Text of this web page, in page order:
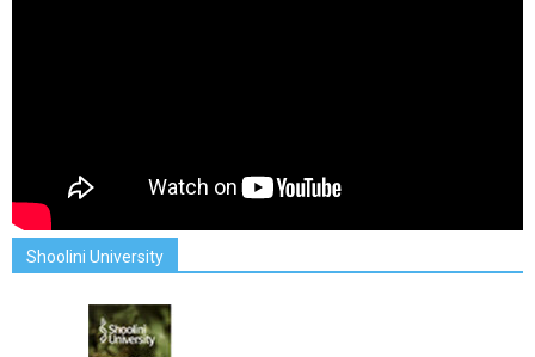
Shoolini University